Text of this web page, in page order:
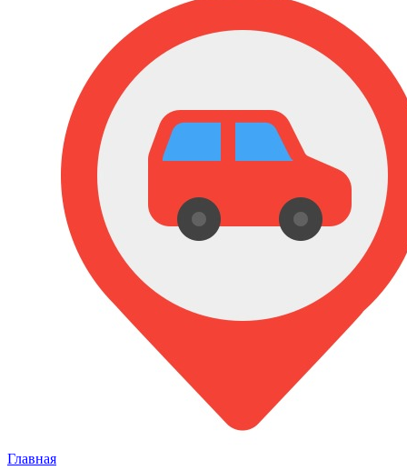
Главная